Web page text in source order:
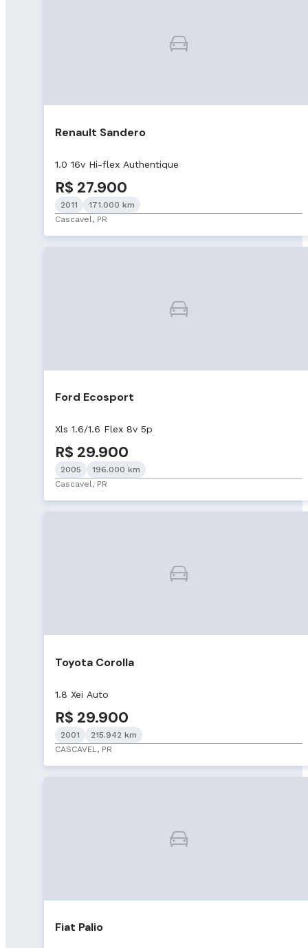
Renault Sandero
1.0 16v Hi-flex Authentique
R$ 27.900
2011
171.000 km
Cascavel, PR
Ford Ecosport
Xls 1.6/1.6 Flex 8v 5p
R$ 29.900
2005
196.000 km
Cascavel, PR
Toyota Corolla
1.8 Xei Auto
R$ 29.900
2001
215.942 km
CASCAVEL, PR
Fiat Palio